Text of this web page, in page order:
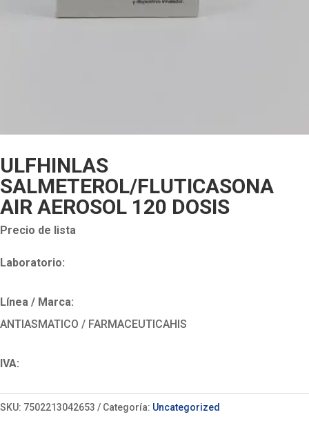
ULFHINLAS
SALMETEROL/FLUTICASONA
AIR AEROSOL 120 DOSIS
Precio de lista
Laboratorio:
Línea / Marca:
ANTIASMATICO / FARMACEUTICAHIS
IVA:
SKU: 7502213042653 Categoría: Uncategorized